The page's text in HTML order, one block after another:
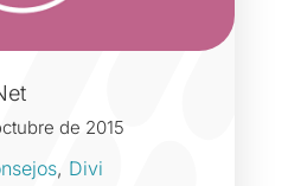
de 2015
, Divi